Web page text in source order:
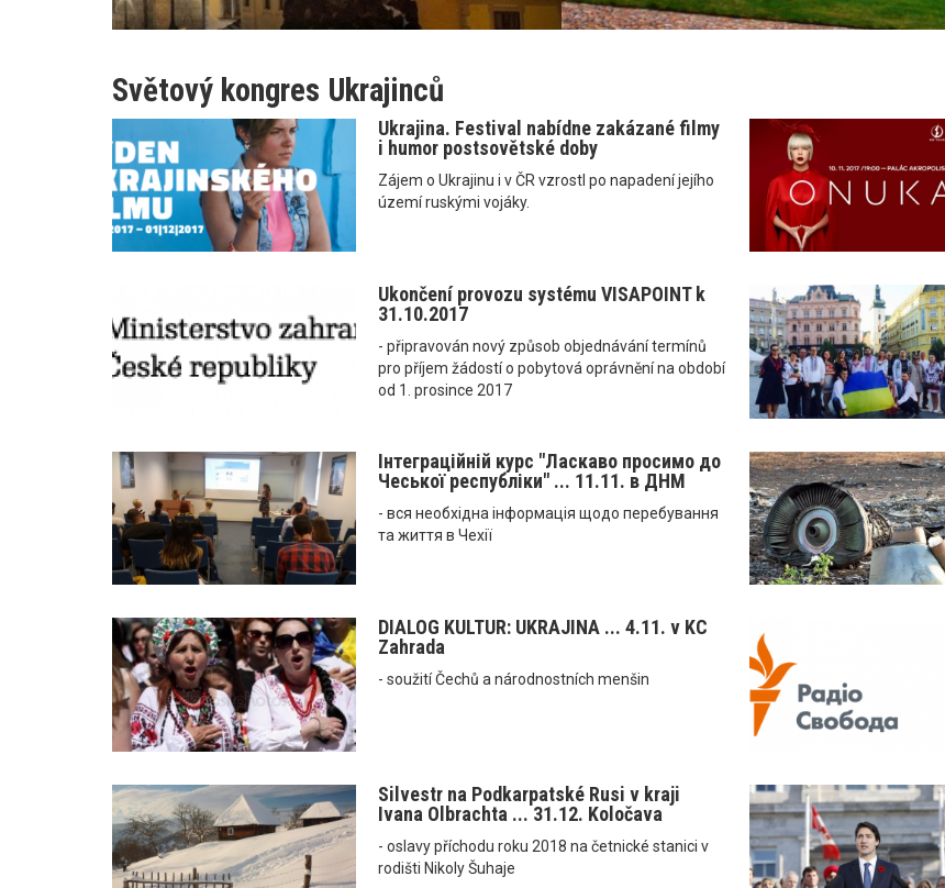
Světový kongres Ukrajinců
Ukrajina. Festival nabídne zakázané filmy
i humor postsovětské doby
Zájem o Ukrajinu i v ČR vzrostl po napadení jejího
území ruskými vojáky.
Ukončení provozu systému VISAPOINT k
31.10.2017
- připravován nový způsob objednávání termínů
pro příjem žádostí o pobytová oprávnění na období
od 1. prosince 2017
Інтеграційній курс "Ласкаво просимо до
Чеської республіки" ... 11.11. в ДНМ
- вся необхідна інформація щодо перебування
та життя в Чехії
DIALOG KULTUR: UKRAJINA ... 4.11. v KC
Zahrada
- soužití Čechů a národnostních menšin
Silvestr na Podkarpatské Rusi v kraji
Ivana Olbrachta ... 31.12. Koločava
- oslavy příchodu roku 2018 na četnické stanici v
rodišti Nikoly Šuhaje